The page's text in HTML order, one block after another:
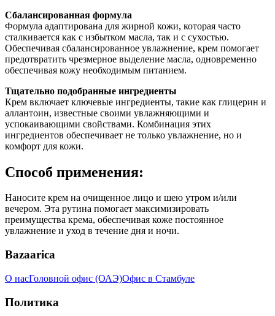
Сбалансированная формула
Формула адаптирована для жирной кожи, которая часто
сталкивается как с избытком масла, так и с сухостью.
Обеспечивая сбалансированное увлажнение, крем помогает
предотвратить чрезмерное выделение масла, одновременно
обеспечивая кожу необходимым питанием.
Тщательно подобранные ингредиенты
Крем включает ключевые ингредиенты, такие как глицерин и
аллантоин, известные своими увлажняющими и
успокаивающими свойствами. Комбинация этих
ингредиентов обеспечивает не только увлажнение, но и
комфорт для кожи.
Способ применения:
Наносите крем на очищенное лицо и шею утром и/или
вечером. Эта рутина помогает максимизировать
преимущества крема, обеспечивая коже постоянное
увлажнение и уход в течение дня и ночи.
Bazaarica
О насГоловной офис (ОАЭ)Офис в Стамбуле
Политика